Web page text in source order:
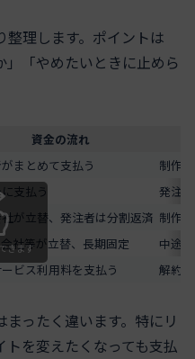
整理します。ポイントは
」「やめたいときに止めら
資金の流れ
まとめて支払う
制作
支払う
発注
が立替、発注者は分割返済 制作
社等が立替、長期固定
中途
ビス利用料を支払う 解約
きます
ったく違います。特にリ
を変えたくなっても支払